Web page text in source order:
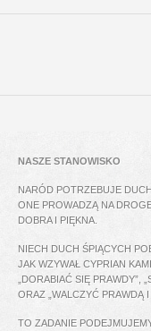
NASZE STANOWISKO
NARÓD POTRZEBUJE
ONE PROWADZĄ NA
DOBRA I PIĘKNA.
NIECH DUCH ŚPIĄCYCH
JAK WZYWAŁ CYPRIAN
„DORABIAĆ SIĘ PRAWDY”,
ORAZ „WALCZYĆ PRAWDĄ I
TO ZADANIE